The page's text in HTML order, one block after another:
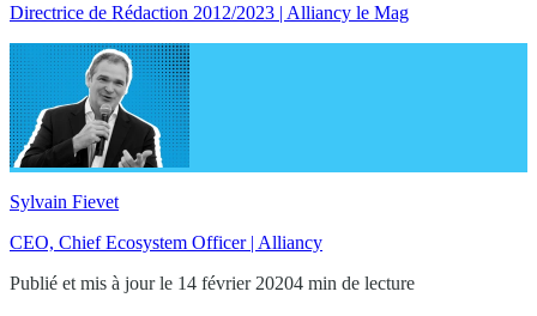
Directrice de Rédaction 2012/2023 | Alliancy le Mag
Sylvain Fievet
CEO, Chief Ecosystem Officer | Alliancy
Publié et mis à jour le 14 février 20204 min de lecture